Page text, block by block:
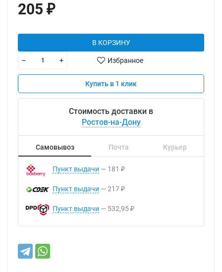
205 ₽
В КОРЗИНУ
Избранное
Купить в 1 клик
Стоимость доставки в
Ростов-на-Дону
Самовывоз Почта Курьер
Пункт выдачи 181 ₽
Пункт выдачи 217 ₽
Пункт выдачи 532,95 ₽